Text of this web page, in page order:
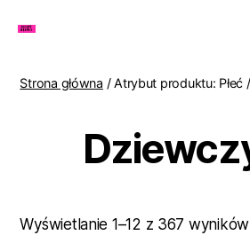
Lenki
Strona główna / Atrybut produktu: Płeć
Wyświetlanie 1–12 z 367 wyników